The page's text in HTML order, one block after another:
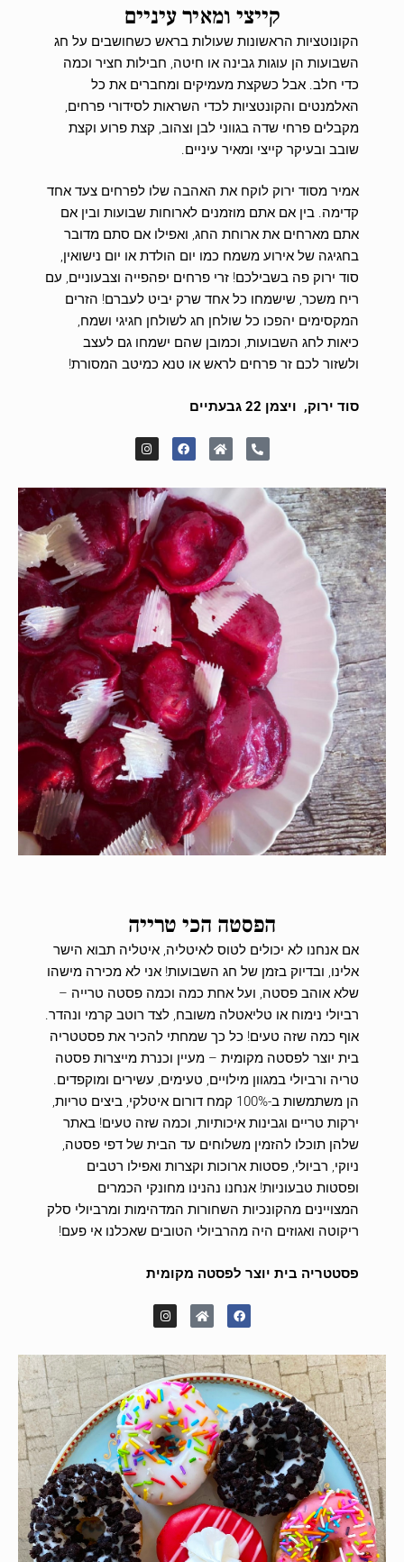
קייצי ומאיר עיניים
הקונוטציות הראשונות שעולות בראש כשחושבים על חג
השבועות הן עוגות גבינה או חיטה, חבילות חציר וכמה
כדי חלב. אבל כשקצת מעמיקים ומחברים את כל
האלמנטים והקונטציות לכדי השראות לסידורי פרחים,
מקבלים פרחי שדה בגווני לבן וצהוב, קצת פרוע וקצת
שובב ובעיקר קייצי ומאיר עיניים.
אמיר מסוד ירוק לוקח את האהבה שלו לפרחים צעד אחד
קדימה. בין אם אתם מוזמנים לארוחות שבועות ובין אם
אתם מארחים את ארוחת החג, ואפילו אם סתם מדובר
בחגיגה של אירוע משמח כמו יום הולדת או יום נישואין,
סוד ירוק פה בשבילכם! זרי פרחים יפהפייה וצבעוניים, עם
ריח משכר, שישמחו כל אחד שרק יביט לעברם! הזרים
המקסימים יהפכו כל שולחן חג לשולחן חגיגי ושמח,
כיאות לחג השבועות, וכמובן שהם ישמחו גם לעצב
ולשזור לכם זר פרחים לראש או טנא כמיטב המסורת!
סוד ירוק, ויצמן 22 גבעתיים
הפסטה הכי טרייה
אם אנחנו לא יכולים לטוס לאיטליה, איטליה תבוא הישר
אלינו, ובדיוק בזמן של חג השבועות! אני לא מכירה מישהו
שלא אוהב פסטה, ועל אחת כמה וכמה פסטה טרייה –
רביולי נימוח או טליאטלה משובח, לצד רוטב קרמי ונהדר.
אוף כמה שזה טעים! כל כך שמחתי להכיר את פסטטריה
בית יוצר לפסטה מקומית – מעיין וכנרת מייצרות פסטה
טריה ורביולי במגוון מילויים, טעימים, עשירים ומוקפדים.
הן משתמשות ב-100% קמח דורום איטלקי, ביצים טריות,
ירקות טריים וגבינות איכותיות, וכמה שזה טעים! באתר
שלהן תוכלו להזמין משלוחים עד הבית של דפי פסטה,
ניוקי, רביולי, פסטות ארוכות וקצרות ואפילו רטבים
ופסטות טבעוניות! אנחנו נהנינו מחונקי הכמרים
המצויינים מהקונכיות השחורות המדהימות ומרביולי סלק
ריקוטה ואגוזים היה מהרביולי הטובים שאכלנו אי פעם!
פסטטריה בית יוצר לפסטה מקומית